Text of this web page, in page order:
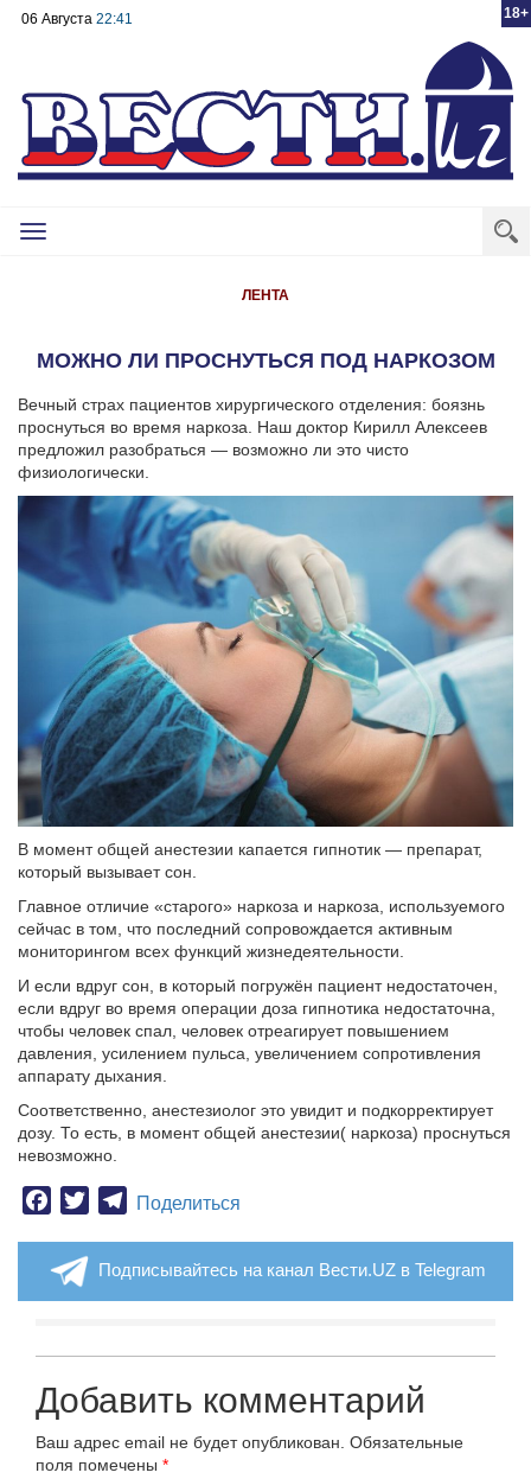
18+
06 Августа 22:41
Toggle
ЛЕНТА
МОЖНО ЛИ ПРОСНУТЬСЯ ПОД НАРКОЗОМ
Вечный страх пациентов хирургического отделения: боязнь
проснуться во время наркоза. Наш доктор Кирилл Алексеев
предложил разобраться — возможно ли это чисто
физиологически.
В момент общей анестезии капается гипнотик — препарат,
который вызывает сон.
Главное отличие «старого» наркоза и наркоза, используемого
сейчас в том, что последний сопровождается активным
мониторингом всех функций жизнедеятельности.
И если вдруг сон, в который погружён пациент недостаточен,
если вдруг во время операции доза гипнотика недостаточна,
чтобы человек спал, человек отреагирует повышением
давления, усилением пульса, увеличением сопротивления
аппарату дыхания.
Соответственно, анестезиолог это увидит и подкорректирует
дозу. То есть, в момент общей анестезии( наркоза) проснуться
невозможно.
Facebook
TwitterTelegram
Поделиться
Подписывайтесь на канал Вести.UZ в Telegram
Добавить комментарий
Ваш адрес email не будет опубликован. Обязательные
поля помечены *